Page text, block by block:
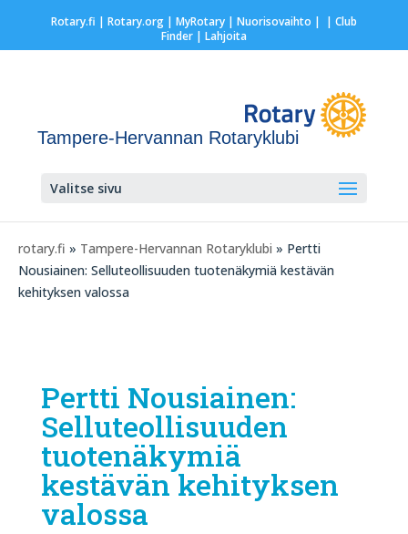
Rotary.fi | Rotary.org| MyRotary | Nuorisovaihto | | Club
Finder| Lahjoita
Tampere-Hervannan Rotaryklubi
Valitse sivu
rotary.fi » Tampere-Hervannan Rotaryklubi » Pertti
Nousiainen: Selluteollisuuden tuotenäkymiä kestävän
kehityksen valossa
Pertti Nousiainen:
Selluteollisuuden
tuotenäkymiä
kestävän kehityksen
valossa